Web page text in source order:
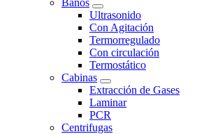
Ultrasonido
Con Agitación
Termorregulado
Con circulación
Termostático
Cabinas
Extracción de Gases
Laminar
PCR
Centrifugas